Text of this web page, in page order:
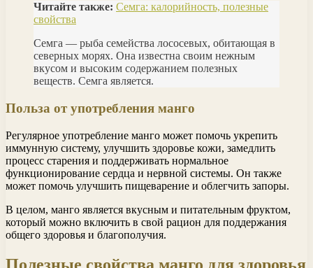
Читайте также: Семга: калорийность, полезные
свойства
Семга — рыба семейства лососевых, обитающая в
северных морях. Она известна своим нежным
вкусом и высоким содержанием полезных
веществ. Семга является.
Польза от употребления манго
Регулярное употребление манго может помочь укрепить
иммунную систему, улучшить здоровье кожи, замедлить
процесс старения и поддерживать нормальное
функционирование сердца и нервной системы. Он также
может помочь улучшить пищеварение и облегчить запоры.
В целом, манго является вкусным и питательным фруктом,
который можно включить в свой рацион для поддержания
общего здоровья и благополучия.
Полезные свойства манго для здоровья